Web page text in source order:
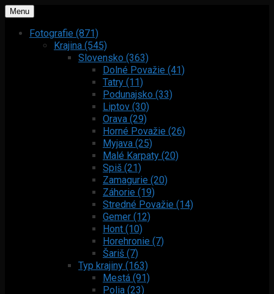
Menu
Fotografie (871)
Krajina (545)
Slovensko (363)
Dolné Považie (41)
Tatry (11)
Podunajsko (33)
Liptov (30)
Orava (29)
Horné Považie (26)
Myjava (25)
Malé Karpaty (20)
Spiš (21)
Zamagurie (20)
Záhorie (19)
Stredné Považie (14)
Gemer (12)
Hont (10)
Horehronie (7)
Šariš (7)
Typ krajiny (163)
Mestá (91)
Polia (23)